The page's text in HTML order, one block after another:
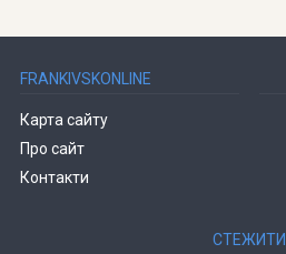
FRANKIVSKONLINE
Карта сайту
Про сайт
Контакти
СТЕЖИТИ